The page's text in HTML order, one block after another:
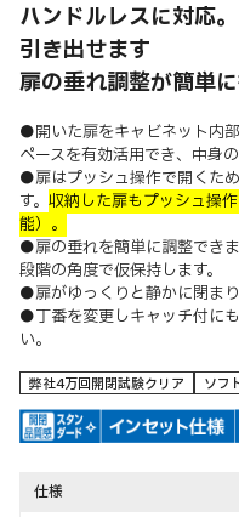
ハンドルレスに対応
引き出せます
扉の垂れ調整が簡単に
●開いた扉をキャビネット内
ペースを有効活用でき、中身
●扉はプッシュ操作で開くため
す。 収納した扉もプッシュ操
能）。
●扉の垂れを簡単に調整でき
段階の角度で仮保持します。
●扉がゆっくりと静かに閉まり
●丁番を変更しキャッチ付に
い。
弊社4万回開閉試験クリア ソフ
仕様